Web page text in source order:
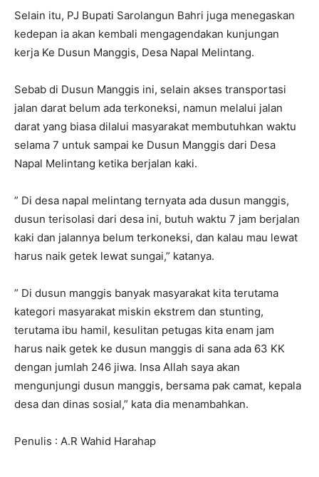
Selain itu, PJ Bupati Sarolangun Bahri juga menegaskan
kedepan ia akan kembali mengagendakan kunjungan
kerja Ke Dusun Manggis, Desa Napal Melintang.
Sebab di Dusun Manggis ini, selain akses transportasi
jalan darat belum ada terkoneksi, namun melalui jalan
darat yang biasa dilalui masyarakat membutuhkan waktu
selama 7 untuk sampai ke Dusun Manggis dari Desa
Napal Melintang ketika berjalan kaki.
” Di desa napal melintang ternyata ada dusun manggis,
dusun terisolasi dari desa ini, butuh waktu 7 jam berjalan
kaki dan jalannya belum terkoneksi, dan kalau mau lewat
harus naik getek lewat sungai,” katanya.
” Di dusun manggis banyak masyarakat kita terutama
kategori masyarakat miskin ekstrem dan stunting,
terutama ibu hamil, kesulitan petugas kita enam jam
harus naik getek ke dusun manggis di sana ada 63 KK
dengan jumlah 246 jiwa. Insa Allah saya akan
mengunjungi dusun manggis, bersama pak camat, kepala
desa dan dinas sosial,” kata dia menambahkan.
Penulis : A.R Wahid Harahap